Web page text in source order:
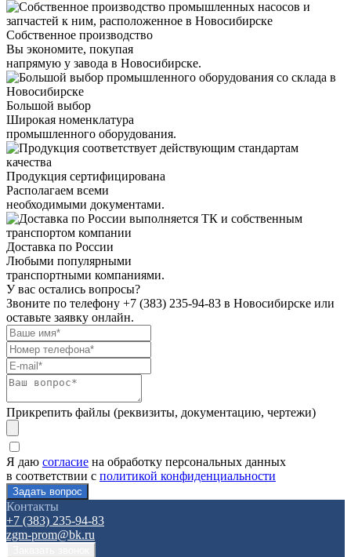
Собственное производство
Вы экономите, покупая
напрямую у завода в Новосибирске.
Большой выбор
Широкая номенклатура
промышленного оборудования.
Продукция сертифицирована
Располагаем всеми
необходимыми документами.
Доставка по России
Любыми популярными
транспортными компаниями.
У вас остались вопросы?
Звоните по телефону +7 (383) 235-94-83 в Новосибирске или
оставьте заявку онлайн.
Прикрепить файлы (реквизиты, документацию, чертежи)
Я даю согласие на обработку персональных данных
в соответствии с политикой конфиденциальности
Контакты
+7 (383) 235-94-83
zgm-prom@bk.ru